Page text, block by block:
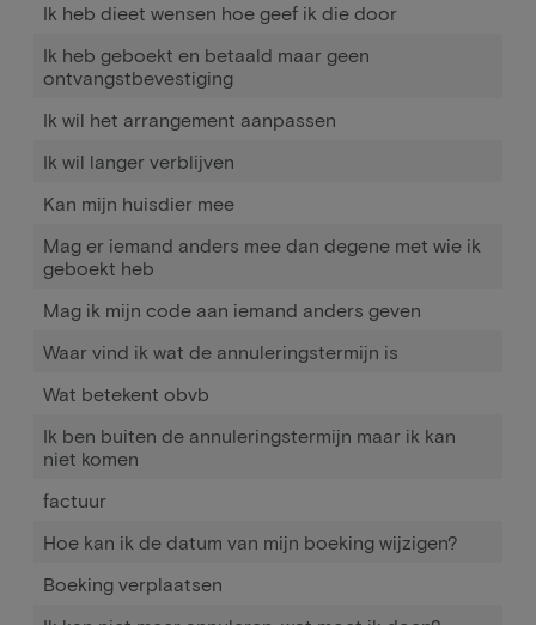
Ik heb dieet wensen hoe geef ik die door
Ik heb geboekt en betaald maar geen
ontvangstbevestiging
Ik wil het arrangement aanpassen
Ik wil langer verblijven
Kan mijn huisdier mee
Mag er iemand anders mee dan degene met wie ik
geboekt heb
Mag ik mijn code aan iemand anders geven
Waar vind ik wat de annuleringstermijn is
Wat betekent obvb
Ik ben buiten de annuleringstermijn maar ik kan
niet komen
factuur
Hoe kan ik de datum van mijn boeking wijzigen?
Boeking verplaatsen